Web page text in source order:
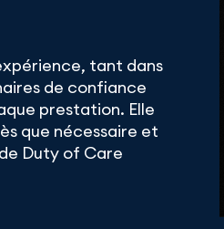
tant dans
de confiance
prestation. Elle
que nécessaire et
Duty of Care